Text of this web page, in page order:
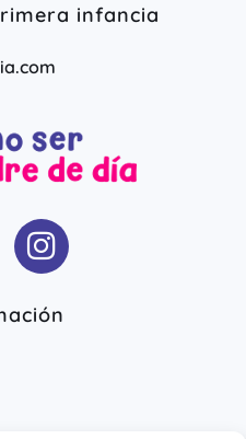
infancia